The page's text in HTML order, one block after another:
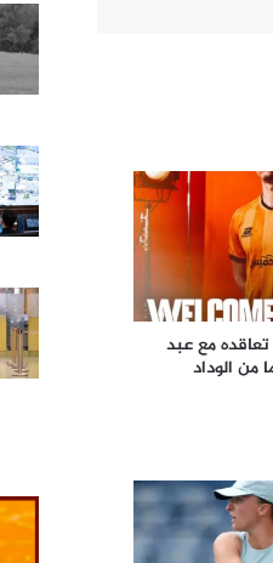
مع عبد
من الوداد